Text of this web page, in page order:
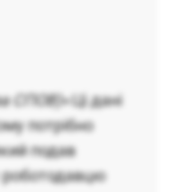
СПОВ)»Ці дані
потрібно
подав
роботодавцю